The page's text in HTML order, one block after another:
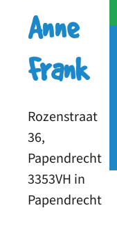
Anne
Frank
Rozenstraat
36,
Papendrecht
3353VH in
Papendrecht